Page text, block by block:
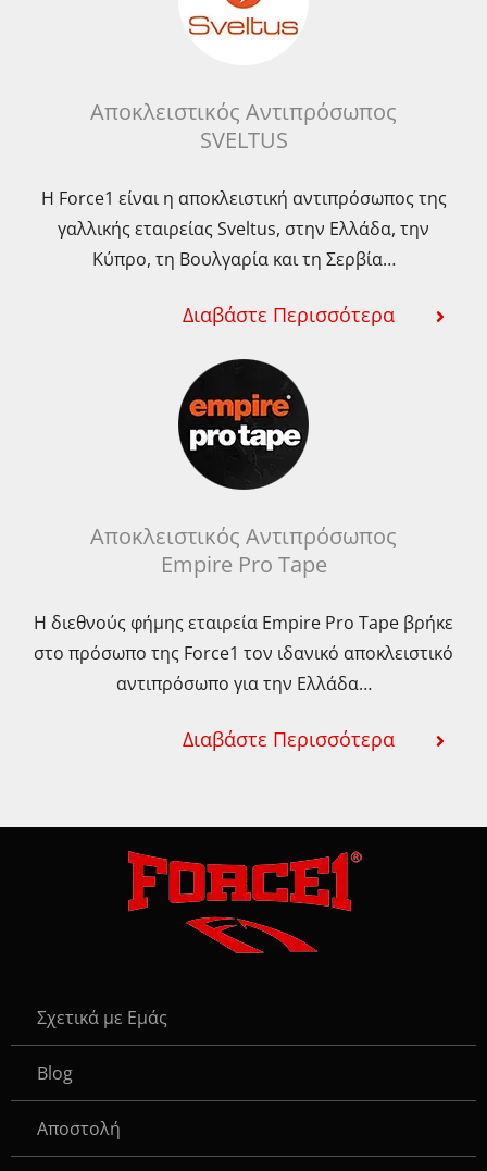
Αποκλειστικός Αντιπρόσωπος
SVELTUS
Η Force1 είναι η αποκλειστική αντιπρόσωπος της
γαλλικής εταιρείας Sveltus, στην Ελλάδα, την
Κύπρο, τη Βουλγαρία και τη Σερβία…
Διαβάστε Περισσότερα
Αποκλειστικός Αντιπρόσωπος
Empire Pro Tape
Η διεθνούς φήμης εταιρεία Empire Pro Tape βρήκε
στο πρόσωπο της Force1 τον ιδανικό αποκλειστικό
αντιπρόσωπο για την Ελλάδα…
Διαβάστε Περισσότερα
Σχετικά με Εμάς
Blog
Αποστολή